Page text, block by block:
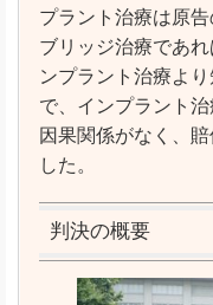
プラント治療は原
ブリッジ治療であ
ンプラント治療よ
で、インプラント
因果関係がなく、
した。
判決の概要